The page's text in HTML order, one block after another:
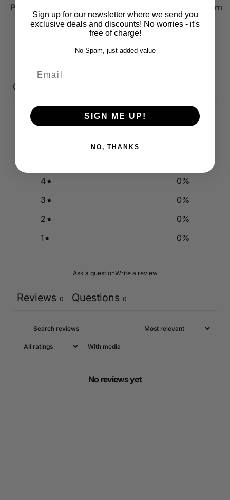
Produktbeschreibung Wichtige Hinweise zum
Customer reviews
0 / 5
4
0%
3
0%
2
0%
1
0%
Ask a questionWrite a review
Reviews 0 Questions 0
With media
No reviews yet
Sign up for our newsletter where we send you
exclusive deals and discounts! No worries - it's
free of charge!
No Spam, just added value
SIGN ME UP!
NO, THANKS